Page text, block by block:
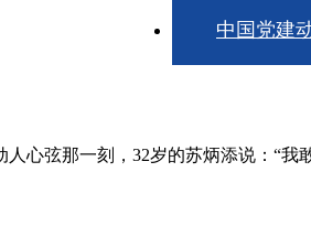
中国党建
弦那一刻，32岁的苏炳添说：“我